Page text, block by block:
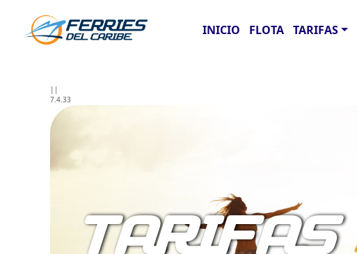
INICIO FLOTA TARIFAS
||
7.4.33
TARIFAS